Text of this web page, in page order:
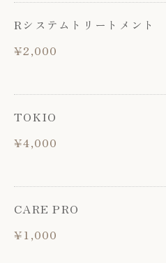
Rシステムトリートメント
¥2,000
TOKIO
¥4,000
CARE PRO
¥1,000